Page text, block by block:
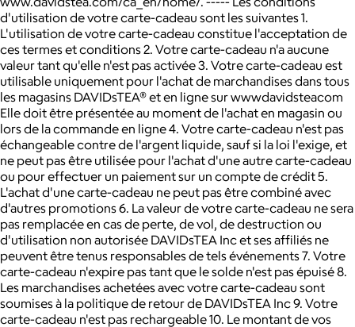
d'utilisation de votre carte-cadeau sont les suivantes 1.
L'utilisation de votre carte-cadeau constitue l'acceptation de
ces termes et conditions 2. Votre carte-cadeau n'a aucune
valeur tant qu'elle n'est pas activée 3. Votre carte-cadeau est
utilisable uniquement pour l'achat de marchandises dans tous
les magasins DAVIDsTEA® et en ligne sur wwwdavidsteacom
Elle doit être présentée au moment de l'achat en magasin ou
lors de la commande en ligne 4. Votre carte-cadeau n'est pas
échangeable contre de l'argent liquide, sauf si la loi l'exige, et
ne peut pas être utilisée pour l'achat d'une autre carte-cadeau
ou pour effectuer un paiement sur un compte de crédit 5.
L'achat d'une carte-cadeau ne peut pas être combiné avec
d'autres promotions 6. La valeur de votre carte-cadeau ne sera
pas remplacée en cas de perte, de vol, de destruction ou
d'utilisation non autorisée DAVIDsTEA Inc et ses affiliés ne
peuvent être tenus responsables de tels événements 7. Votre
carte-cadeau n'expire pas tant que le solde n'est pas épuisé 8.
Les marchandises achetées avec votre carte-cadeau sont
soumises à la politique de retour de DAVIDsTEA Inc 9. Votre
carte-cadeau n'est pas rechargeable 10. Le montant de vos